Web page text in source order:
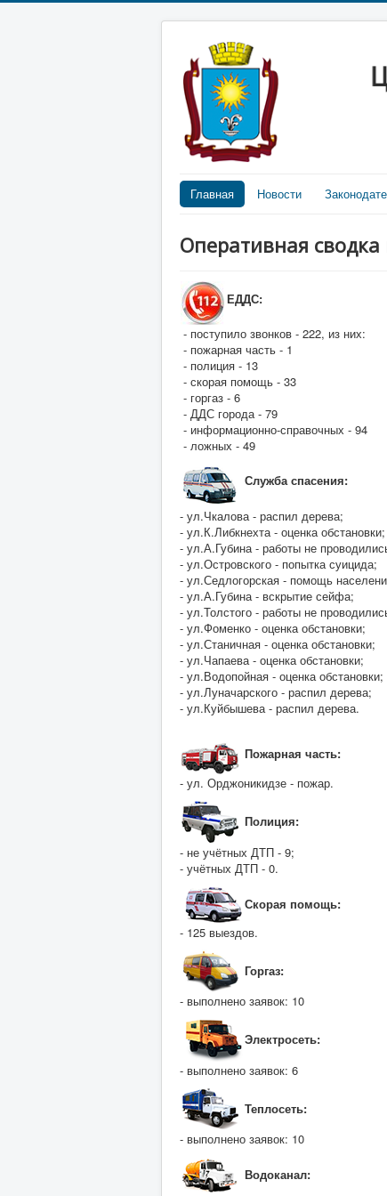
Главная Новости
Оперативная
ЕДДС:
- поступило звонков - 222, из них:
- пожарная часть - 1
- полиция - 13
- скорая помощь - 33
- горгаз - 6
- ДДС города - 79
- информационно-справочных - 94
- ложных - 49
Служба спасения:
- ул.Чкалова - распил дерева;
- ул.К.Либкнехта - оценка обстановки;
- ул.А.Губина - работы не
- ул.Островского - попытка суицида;
- ул.Седлогорская - помощь
- ул.А.Губина - вскрытие сейфа;
- ул.Толстого - работы не
- ул.Фоменко - оценка обстановки;
- ул.Станичная - оценка обстановки;
- ул.Чапаева - оценка обстановки;
- ул.Водопойная - оценка обстановки;
- ул.Луначарского - распил дерева;
- ул.Куйбышева - распил дерева.
Пожарная часть:
- ул. Орджоникидзе - пожар.
Полиция:
- не учётных ДТП - 9;
- учётных ДТП - 0.
Скорая помощь:
- 125 выездов.
Горгаз:
- выполнено заявок: 10
Электросеть:
- выполнено заявок: 6
Теплосеть:
- выполнено заявок: 10
Водоканал: